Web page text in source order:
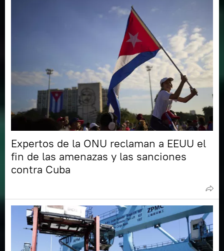
Expertos de la ONU reclaman a EEUU el
fin de las amenazas y las sanciones
contra Cuba